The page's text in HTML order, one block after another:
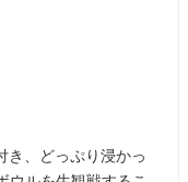
き、どっぷり浸かっ